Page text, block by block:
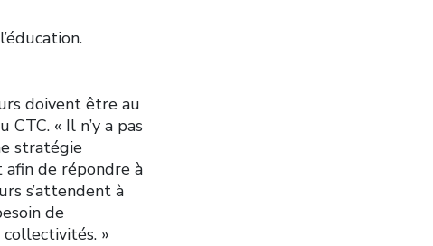
doivent être au
« Il n’y a pas
stratégie
de répondre à
s’attendent à
de
»